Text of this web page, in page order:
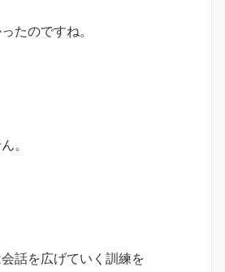
たのですね。
。
話を広げていく訓練を